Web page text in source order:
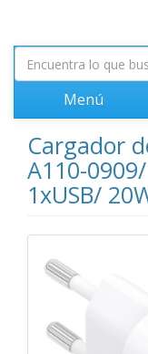
Menú
Cargador
A110-
1xUSB/